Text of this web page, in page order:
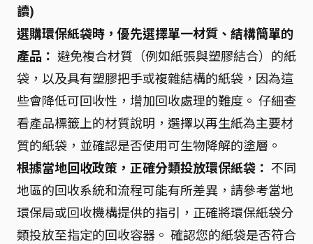
讀)
選購環保紙袋時，優先選擇單一材質、結構簡單的
產品： 避免複合材質（例如紙張與塑膠結合）的紙
袋，以及具有塑膠把手或複雜結構的紙袋，因為這
些會降低可回收性，增加回收處理的難度。 仔細查
看產品標籤上的材質說明，選擇以再生紙為主要材
質的紙袋，並確認是否使用可生物降解的塗層。
根據當地回收政策，正確分類投放環保紙袋： 不同
地區的回收系統和流程可能有所差異，請參考當地
環保局或回收機構提供的指引，正確將環保紙袋分
類投放至指定的回收容器。 確認您的紙袋是否符合